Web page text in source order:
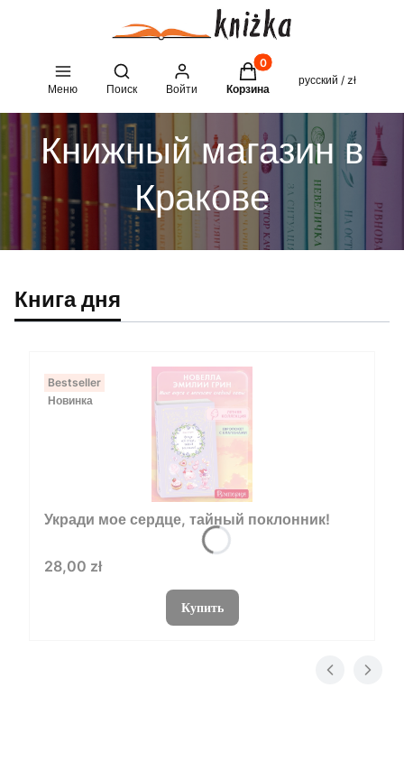
Меню
Open search engine
Поиск Войти
Товары в корзине: 0.
Корзина
русский / zł
Книжный магазин в
Кракове
Книга дня
Bestseller
Новинка
Укради мое сердце, тайный поклонник!
Цена
28,00 zł
Купить